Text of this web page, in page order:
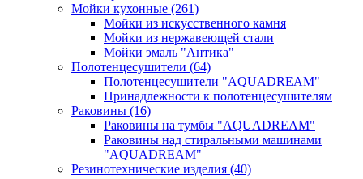
Мойки кухонные (261)
Мойки из искусственного камня
Мойки из нержавеющей стали
Мойки эмаль "Антика"
Полотенцесушители (64)
Полотенцесушители "AQUADREAM"
Принадлежности к полотенцесушителям
Раковины (16)
Раковины на тумбы "AQUADREAM"
Раковины над стиральными машинами
"AQUADREAM"
Резинотехнические изделия (40)